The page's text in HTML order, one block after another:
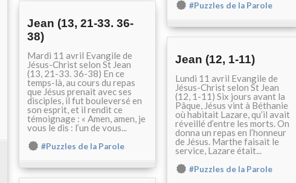
#Puzzles de la Parole
Jean (13, 21-33. 36-
38)
Mardi 11 avril Evangile de
Jésus-Christ selon St Jean
(13, 21-33. 36-38) En ce
temps-là, au cours du repas
que Jésus prenait avec ses
disciples, il fut bouleversé en
son esprit, et il rendit ce
témoignage : « Amen, amen, je
vous le dis : l’un de vous...
#Puzzles de la Parole
Jean (12, 1-11)
Lundi 11 avril Evangile de
Jésus-Christ selon St Jean
(12, 1-11) Six jours avant la
Pâque, Jésus vint à Béthanie
où habitait Lazare, qu’il avait
réveillé d’entre les morts. On
donna un repas en l’honneur
de Jésus. Marthe faisait le
service, Lazare était...
#Puzzles de la Parole